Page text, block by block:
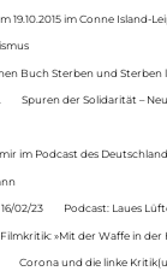
im Conne Island-
Buch Sterben und Sterben
Spuren der Solidarität –
im Podcast des
02/23 Podcast: Laues
Filmkritik: »Mit der Waffe in der
Corona und die linke